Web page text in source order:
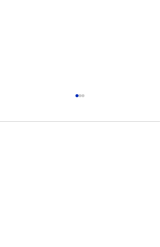
By Adarsh Shetty In the